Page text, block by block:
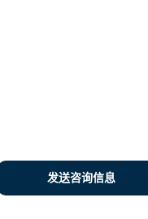
发送咨询信息